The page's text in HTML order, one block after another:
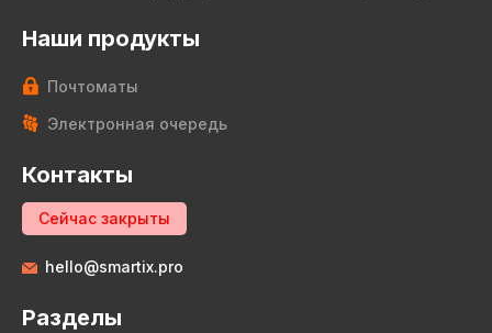
Наши продукты
Почтоматы
Электронная очередь
Контакты
Сейчас закрыты
hello@smartix.pro
Разделы